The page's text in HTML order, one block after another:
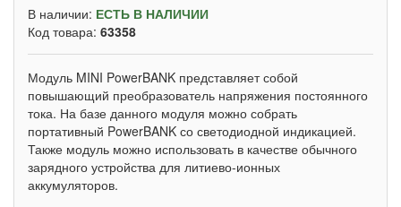
В наличии: ЕСТЬ В НАЛИЧИИ
Код товара: 63358
Модуль MINI PowerBANK представляет собой
повышающий преобразователь напряжения постоянного
тока. На базе данного модуля можно собрать
портативный PowerBANK со светодиодной индикацией.
Также модуль можно использовать в качестве обычного
зарядного устройства для литиево-ионных
аккумуляторов.